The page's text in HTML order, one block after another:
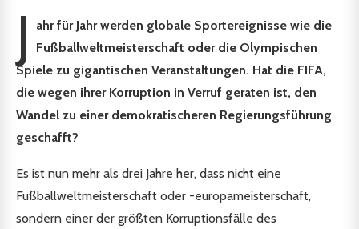
J
ahr für Jahr werden globale Sportereignisse wie die
Fußballweltmeisterschaft oder die Olympischen
Spiele zu gigantischen Veranstaltungen. Hat die FIFA,
die wegen ihrer Korruption in Verruf geraten ist, den
Wandel zu einer demokratischeren Regierungsführung
geschafft?
Es ist nun mehr als drei Jahre her, dass nicht eine
Fußballweltmeisterschaft oder -europameisterschaft,
sondern einer der größten Korruptionsfälle des